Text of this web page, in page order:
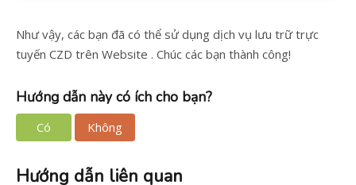
Như vậy, các bạn đã có thể sử dụng dịch vụ lưu trữ trực
tuyến CZD trên Website . Chúc các bạn thành công!
Hướng dẫn này có ích cho bạn?
Có Không
Hướng dẫn liên quan